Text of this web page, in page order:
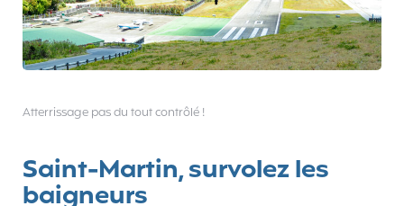
Atterrissage pas du tout contrôlé !
Saint-Martin, survolez les
baigneurs